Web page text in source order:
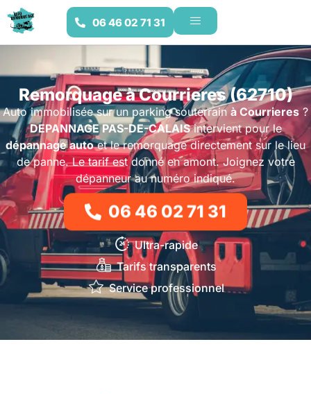
06 46 02 71 31
Remorquage à Courrieres (62710)
Auto immobilisée sur un parking souterrain à Courrieres ?
DEPANNAGE PAS-DE-CALAISintervient pour le
dépannage autoet le remorquage directement sur le lieu
de panne. Le tarif est donné en amont. Joignez votre
dépanneur au numéro indiqué.
06 46 02 71 31
Ultra-rapide
Tarifs transparents
Service professionnel